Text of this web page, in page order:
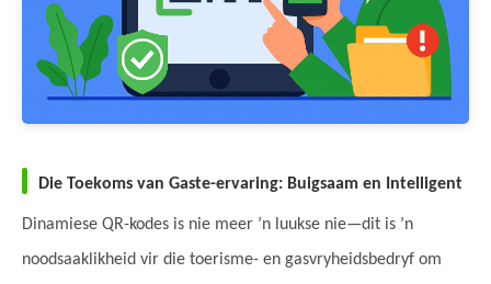
Die Toekoms van Gaste-ervaring: Buigsaam en Intelligent
Dinamiese QR-kodes is nie meer ’n luukse nie—dit is ’n
noodsaaklikheid vir die toerisme- en gasvryheidsbedryf om